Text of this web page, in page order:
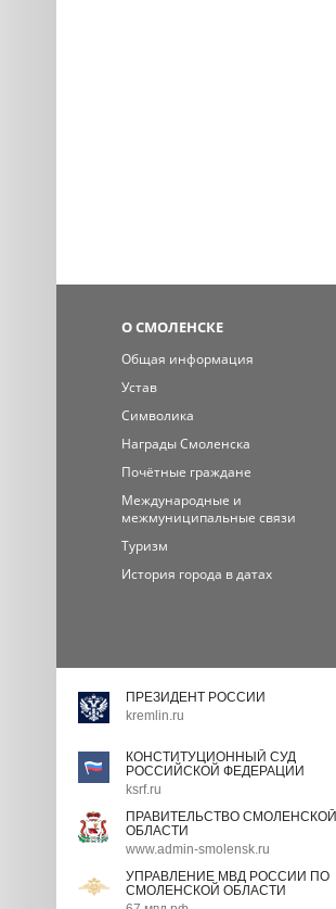
О СМОЛЕНСКЕ
Общая информация
Устав
Символика
Награды Смоленска
Почётные граждане
Международные и
межмуниципальные связи
Туризм
История города в датах
ПРЕЗИДЕНТ РОССИИ
kremlin.ru
КОНСТИТУЦИОННЫЙ СУД
РОССИЙСКОЙ ФЕДЕРАЦИИ
ksrf.ru
ПРАВИТЕЛЬСТВО СМОЛЕНСКОЙ
ОБЛАСТИ
www.admin-smolensk.ru
УПРАВЛЕНИЕ МВД РОССИИ ПО
СМОЛЕНСКОЙ ОБЛАСТИ